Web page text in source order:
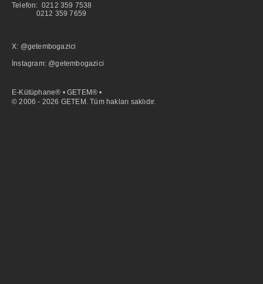
Telefon: 0212 359 7538
0212 359 7659
X: @getembogazici
İnstagram: @getembogazici
E-Kütüphane® • GETEM® •
© 2006 - 2026 GETEM. Tüm hakları saklıdır.